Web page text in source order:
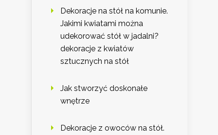
Dekoracje na stół na komunie.
Jakimi kwiatami można
udekorować stół w jadalni?
dekoracje z kwiatów
sztucznych na stół
Jak stworzyć doskonałe
wnętrze
Dekoracje z owoców na stół.